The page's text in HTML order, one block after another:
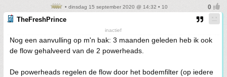
• dinsdag 15 september 2020 @ 14:32 • 10
TheFreshPrince
inactief
Nog een aanvulling op m'n bak: 3 maanden geleden heb ik ook
de flow gehalveerd van de 2 powerheads.
De powerheads regelen de flow door het bodemfilter (op iedere